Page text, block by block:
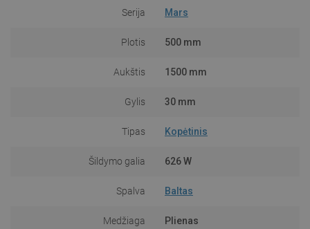
Serija Mars
Plotis 500 mm
Aukštis 1500 mm
Gylis 30 mm
Tipas Kopėtinis
Šildymo galia 626 W
Spalva Baltas
Medžiaga Plienas